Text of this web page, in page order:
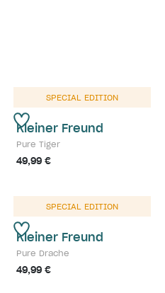
SPECIAL EDITION
Kleiner Freund
Pure Tiger
49,99 €
SPECIAL EDITION
Kleiner Freund
Pure Drache
49,99 €